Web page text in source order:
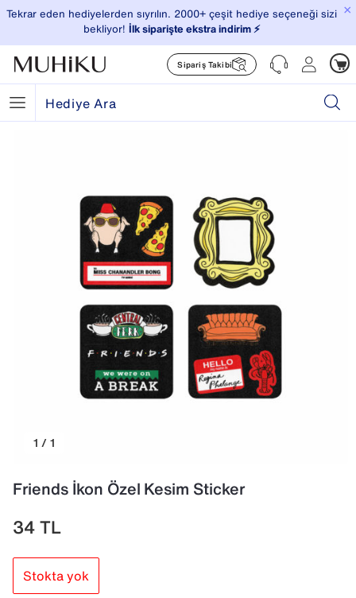
×
Tekrar eden hediyelerden sıyrılın. 2000+ çeşit hediye seçeneği sizi
bekliyor! İlk siparişte ekstra indirim ⚡️
Sipariş Takibi
1 / 1
Friends İkon Özel Kesim Sticker
34TL
Stokta yok